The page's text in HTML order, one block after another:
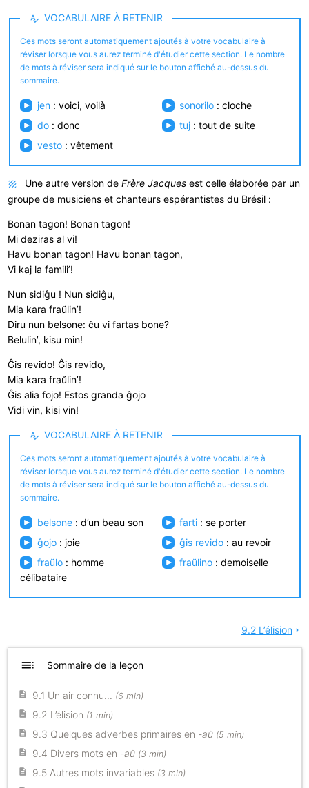
VOCABULAIRE À RETENIR
Ces mots seront automatiquement ajoutés à votre vocabulaire à
réviser lorsque vous aurez terminé d'étudier cette section. Le nombre
de mots à réviser sera indiqué sur le bouton affiché au-dessus du
sommaire.
jen: voici, voilà sonorilo: cloche
do: donc tuj: tout de suite
vesto: vêtement
Une autre version de Frère Jacquesest celle élaborée par un
groupe de musiciens et chanteurs espérantistes du Brésil :
Bonan tagon! Bonan tagon!
Mi deziras al vi!
Havu bonan tagon! Havu bonan tagon,
Vi kaj la famili’!
Nun sidiĝu ! Nun sidiĝu,
Mia kara fraŭlin’!
Diru nun belsone: ĉu vi fartas bone?
Belulin’, kisu min!
Ĝis revido! Ĝis revido,
Mia kara fraŭlin’!
Ĝis alia fojo! Estos granda ĝojo
Vidi vin, kisi vin!
VOCABULAIRE À RETENIR
Ces mots seront automatiquement ajoutés à votre vocabulaire à
réviser lorsque vous aurez terminé d'étudier cette section. Le nombre
de mots à réviser sera indiqué sur le bouton affiché au-dessus du
sommaire.
belsone: d’un beau son farti: se porter
ĝojo: joie ĝis revido: au revoir
fraŭlo: homme
célibataire
fraŭlino: demoiselle
9.2 L’élisionarrow_right
toc Sommaire de la leçon
9.1 Un air connu... (6 min)
9.2 L’élision (1 min)
9.3 Quelques adverbes primaires en -aŭ (5 min)
9.4 Divers mots en -aŭ (3 min)
9.5 Autres mots invariables (3 min)